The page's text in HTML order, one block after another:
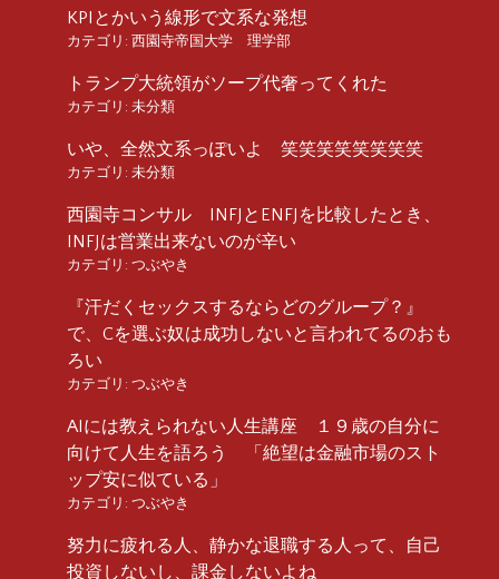
KPIとかいう線形で文系な発想
カテゴリ: 西園寺帝国大学 理学部
トランプ大統領がソープ代奢ってくれた
カテゴリ: 未分類
いや、全然文系っぽいよ 笑笑笑笑笑笑笑笑
カテゴリ: 未分類
西園寺コンサル INFJとENFJを比較したとき、
INFJは営業出来ないのが辛い
カテゴリ: つぶやき
『汗だくセックスするならどのグループ？』
で、Cを選ぶ奴は成功しないと言われてるのおも
ろい
カテゴリ: つぶやき
AIには教えられない人生講座 １９歳の自分に
向けて人生を語ろう 「絶望は金融市場のスト
ップ安に似ている」
カテゴリ: つぶやき
努力に疲れる人、静かな退職する人って、自己
投資しないし、課金しないよね